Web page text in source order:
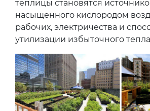
теплицы становятся
насыщенного кислородом
рабочих, электричества и
утилизации избыточного